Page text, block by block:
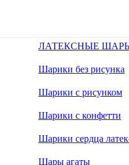
ЛАТЕКСНЫЕ
Шарики без рисунка
Шарики с рисунком
Шарики с конфетти
Шарики сердца
Шары агаты